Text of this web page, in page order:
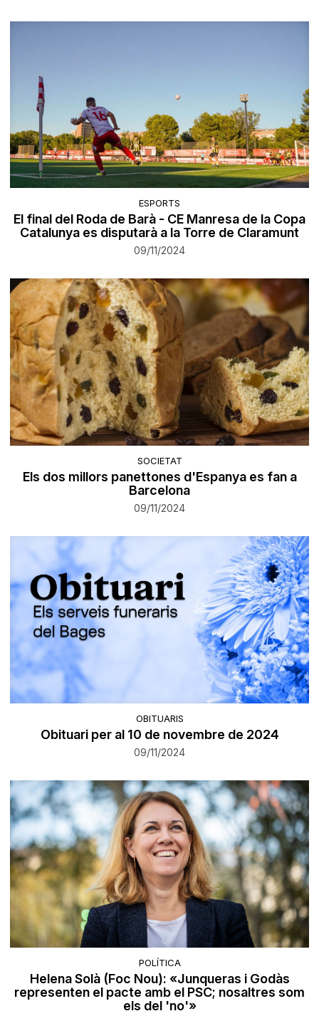
ESPORTS
El final del Roda de Barà - CE Manresa de la Copa
Catalunya es disputarà a la Torre de Claramunt
09/11/2024
SOCIETAT
Els dos millors panettones d'Espanya es fan a
Barcelona
09/11/2024
OBITUARIS
Obituari per al 10 de novembre de 2024
09/11/2024
POLÍTICA
Helena Solà (Foc Nou): «Junqueras i Godàs
representen el pacte amb el PSC; nosaltres som
els del 'no'»